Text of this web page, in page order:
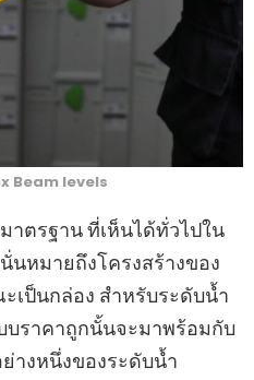
Beam levels
าตรฐาน ที่เห็นได้ทั่วไปใน
นหมายถึงโครงสร้างของ
เป็นกล่อง สำหรับระดับน้ำ
บราคาถูกนั้นจะมาพร้อมกับ
างหนึ่งของระดับน้ำ